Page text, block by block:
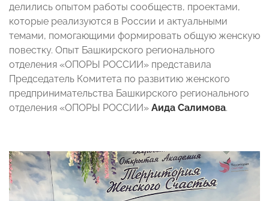
делились опытом работы сообществ, проектами,
которые реализуются в России и актуальными
темами, помогающими формировать общую женскую
повестку. Опыт Башкирского регионального
отделения «ОПОРЫ РОССИИ» представила
Председатель Комитета по развитию женского
предпринимательства Башкирского регионального
отделения «ОПОРЫ РОССИИ» Аида Салимова.